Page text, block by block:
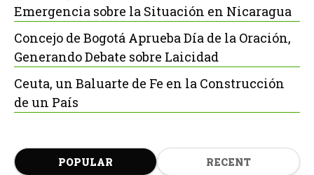
Emergencia sobre la Situación en Nicaragua
Concejo de Bogotá Aprueba Día de la Oración,
Generando Debate sobre Laicidad
Ceuta, un Baluarte de Fe en la Construcción
de un País
POPULAR RECENT